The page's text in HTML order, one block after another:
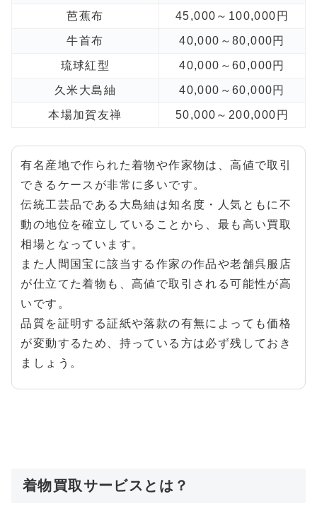
芭蕉布 45,000～100,000円
牛首布 40,000～80,000円
琉球紅型 40,000～60,000円
久米大島紬 40,000～60,000円
本場加賀友禅 50,000～200,000円
有名産地で作られた着物や作家物は、高値で取引
できるケースが非常に多いです。
伝統工芸品である大島紬は知名度・人気ともに不
動の地位を確立していることから、最も高い買取
相場となっています。
また人間国宝に該当する作家の作品や老舗呉服店
が仕立てた着物も、高値で取引される可能性が高
いです。
品質を証明する証紙や落款の有無によっても価格
が変動するため、持っている方は必ず残しておき
ましょう。
着物買取サービスとは？